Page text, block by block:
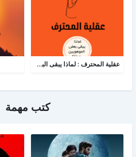
عقلية المحترف : لماذا يبقى البعض هواة رغم الموهبة؟
كتب مهمة